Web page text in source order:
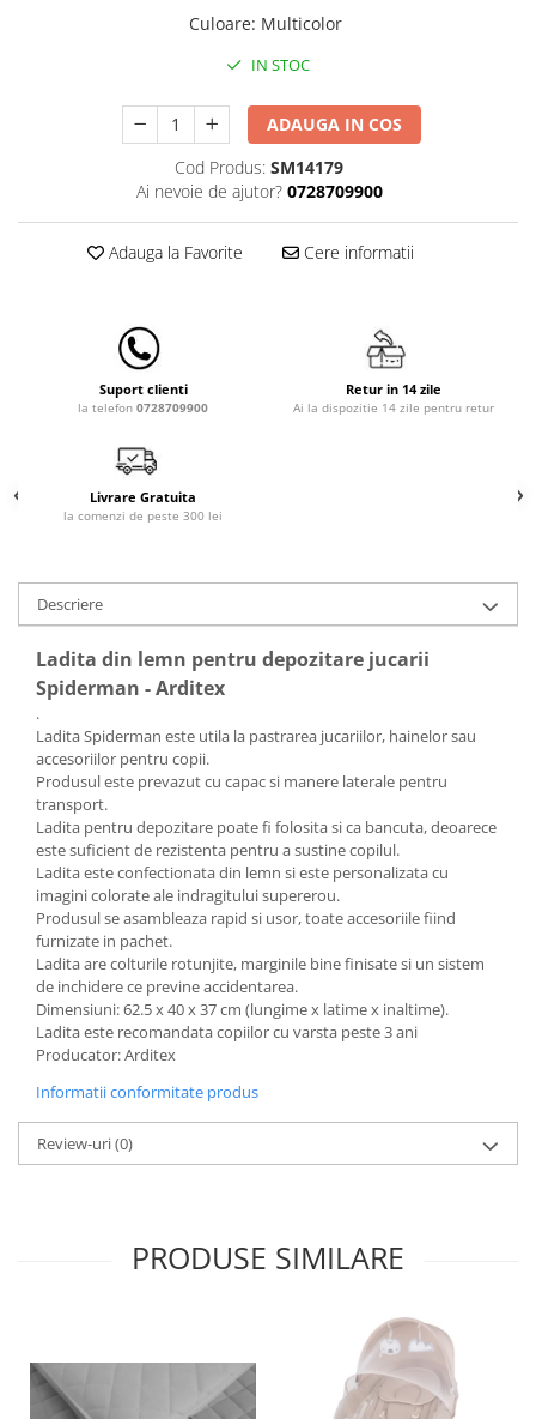
Culoare: Multicolor
IN STOC
ADAUGA IN COS
Cod Produs: SM14179
Ai nevoie de ajutor? 0728709900
Adauga la Favorite Cere informatii
Suport clienti
la telefon 0728709900
Retur in 14 zile
Ai la dispozitie 14 zile pentru retur
Livrare Gratuita
la comenzi de peste 300 lei
Descriere
Ladita din lemn pentru depozitare jucarii
Spiderman - Arditex
.
Ladita Spiderman este utila la pastrarea jucariilor, hainelor sau
accesoriilor pentru copii.
Produsul este prevazut cu capac si manere laterale pentru
transport.
Ladita pentru depozitare poate fi folosita si ca bancuta, deoarece
este suficient de rezistenta pentru a sustine copilul.
Ladita este confectionata din lemn si este personalizata cu
imagini colorate ale indragitului supererou.
Produsul se asambleaza rapid si usor, toate accesoriile fiind
furnizate in pachet.
Ladita are colturile rotunjite, marginile bine finisate si un sistem
de inchidere ce previne accidentarea.
Dimensiuni: 62.5 x 40 x 37 cm (lungime x latime x inaltime).
Ladita este recomandata copiilor cu varsta peste 3 ani
Producator: Arditex
Informatii conformitate produs
Review-uri(0)
PRODUSE SIMILARE